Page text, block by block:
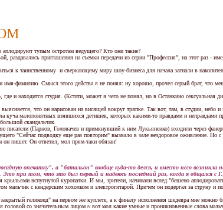
тупым остротам ведущего? Кто они такие?
приглашения на съемки передачи из серии "Профессия", на этот раз -
к таинственному и сверкающему миру шоу-бизнеса для начала загнали в
фамилию. Смысл этого действа я не понял: ну хорошо, прочел серый брат, что
находится студия. (Кстати, может я чего не понял, но в Останкино сексуальная
что он нарисован на висящей вокруг тряпке. Так вот, там, в студии, небо и
малопонятных взявшихся детишек, которых какими-то правдами и неправдами
скандальчик.
(Парнов, Головачев и примкнувший к ним Лукьяненко) входили через
"Сейчас подводку еще раз повторим" вызвало в зале нездоровое оживление. Но с
пишет. Он ответил, мол прям-таки обязан!
опечатку", а "батальон" вообще куда-то делся, и вместо него возникла
при том, что это был первый и надеюсь последний раз, когда я общался с
вспугнутой куропатки. И мы, зрители, начинали вслед "бешено
с кендерским хохолком и электрогитарой. Причем он подергал за струну и
геликоид" на первом же куплете, а к финалу исполнения шедевра мне можно
со значительным лицом ≈ вот мол какие умные и проникновенные слова